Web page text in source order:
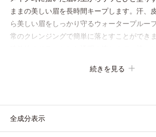
ままの美しい眉を長時間キープします。汗、
ら美しい眉をしっかり守るウォータープルー
常のクレンジングで簡単に落とすことができま
も考慮し、植物性保湿成分・ユリエキスを配
続きを見る
全成分表示